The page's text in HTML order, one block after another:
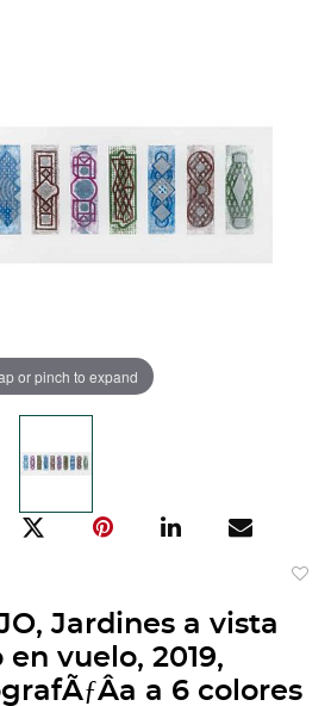
or pinch to expand
Jardines a vista
en vuelo, 2019,
a 6 colores